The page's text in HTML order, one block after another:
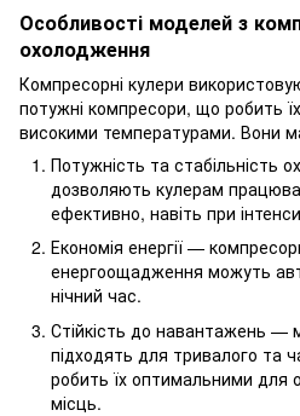
Особливості моделей з
охолодження
Компресорні кулери
потужні компресори, що робить
високими температурами. Вони
Потужність та
дозволяють кулерам
ефективно, навіть при
Економія енергії —
енергоощадження можуть
нічний час.
Стійкість до навантажень —
підходять для тривалого та
робить їх оптимальними для
місць.